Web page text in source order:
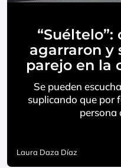
agarraron y
parejo en la
Se pueden
suplicando que por
persona
Laura Daza Díaz